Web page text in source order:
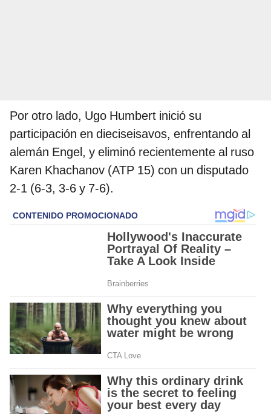
Por otro lado, Ugo Humbert inició su
participación en dieciseisavos, enfrentando al
alemán Engel, y eliminó recientemente al ruso
Karen Khachanov (ATP 15) con un disputado
2-1 (6-3, 3-6 y 7-6).